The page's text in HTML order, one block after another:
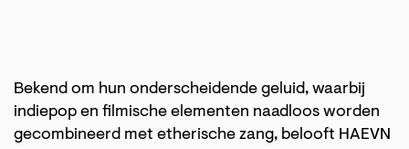
Bekend om hun onderscheidende geluid, waarbij
indiepop en filmische elementen naadloos worden
gecombineerd met etherische zang, belooft HAEVN